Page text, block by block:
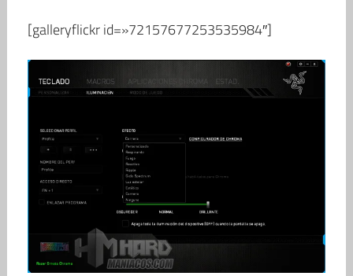
[galleryflickr id=»72157677253535984″]